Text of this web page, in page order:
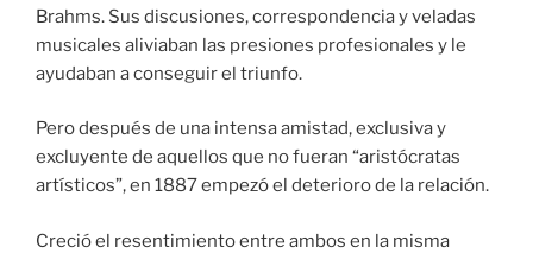
Brahms. Sus discusiones, correspondencia y veladas
musicales aliviaban las presiones profesionales y le
ayudaban a conseguir el triunfo.
Pero después de una intensa amistad, exclusiva y
excluyente de aquellos que no fueran “aristócratas
artísticos”, en 1887 empezó el deterioro de la relación.
Creció el resentimiento entre ambos en la misma